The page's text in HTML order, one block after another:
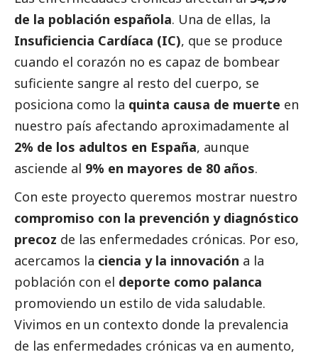
de la población española. Una de ellas, la
Insuficiencia Cardíaca (IC), que se produce
cuando el corazón no es capaz de bombear
suficiente sangre al resto del cuerpo, se
posiciona como la quinta causa de muerte en
nuestro país afectando aproximadamente al
2% de los adultos en España, aunque
asciende al 9% en mayores de 80 años.
Con este proyecto queremos mostrar nuestro
compromiso con la prevención y diagnóstico
precoz de las enfermedades crónicas. Por eso,
acercamos la ciencia y la innovación a la
población con el deporte como palanca
promoviendo un estilo de vida saludable.
Vivimos en un contexto donde la prevalencia
de las enfermedades crónicas va en aumento,